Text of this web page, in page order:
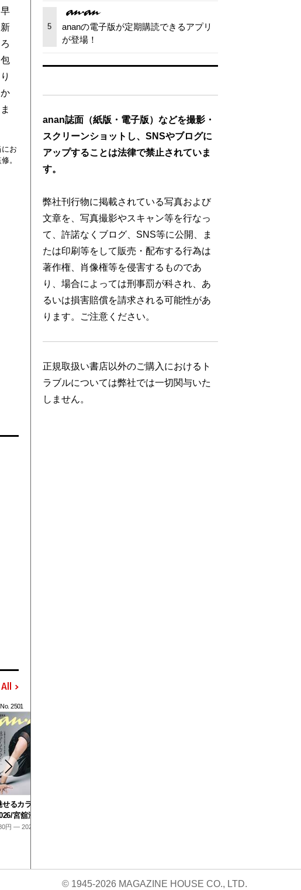
お
。
2501
せるカラダ
宮舘涼太
円 — 2026.06.24
5
ananの電子版が定期購読できるアプリ
が登場！
anan誌面（紙版・電子版）などを撮影・
スクリーンショットし、SNSやブログに
アップすることは法律で禁止されていま
す。
弊社刊行物に掲載されている写真および
文章を、写真撮影やスキャン等を行なっ
て、許諾なくブログ、SNS等に公開、ま
たは印刷等をして販売・配布する行為は
著作権、肖像権等を侵害するものであ
り、場合によっては刑事罰が科され、あ
るいは損害賠償を請求される可能性があ
ります。ご注意ください。
正規取扱い書店以外のご購入におけるト
ラブルについては弊社では一切関与いた
しません。
© 1945-2026 MAGAZINE HOUSE CO., LTD.